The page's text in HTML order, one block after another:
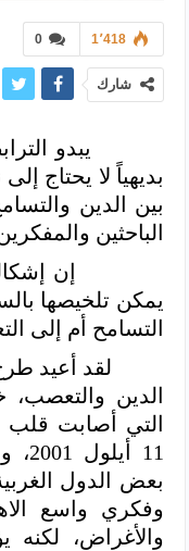
0 1٬418
شارك
يبدو الترابط
بديهياً لا يحتاج
بين الدين
الباحثين
إن إشكالية
يمكن تلخيصها
التسامح أم إلى
لقد أعيد طرح
الدين والتعصب،
التي أصابت قلب
11
بعض الدول
وفكري واسع
والأغراض، لكنه